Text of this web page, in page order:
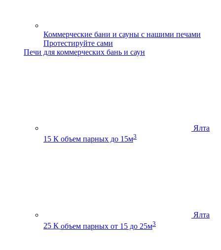
Коммерческие бани и сауны с нашими печами
Протестируйте сами
Печи для коммерческих бань и саун
Ялта
15 К объем парных до 15м3
Ялта
25 К объем парных от 15 до 25м3